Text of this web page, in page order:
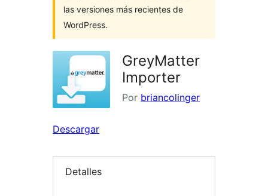
las versiones más recientes de
WordPress.
GreyMatter
Importer
Por briancolinger
Descargar
Detalles